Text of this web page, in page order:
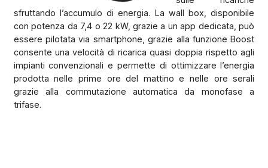
sfruttando l’accumulo di energia. La wall box, disponibile
con potenza da 7,4 o 22 kW, grazie a un app dedicata, può
essere pilotata via smartphone, grazie alla funzione Boost
consente una velocità di ricarica quasi doppia rispetto agli
impianti convenzionali e permette di ottimizzare l’energia
prodotta nelle prime ore del mattino e nelle ore serali
grazie alla commutazione automatica da monofase a
trifase.